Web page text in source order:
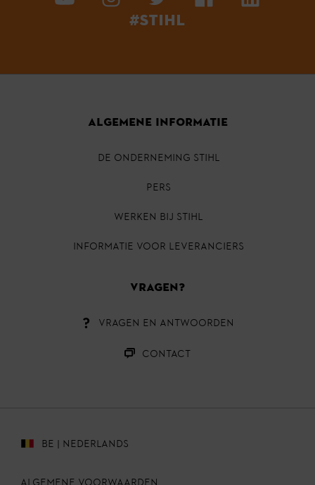
#STIHL
ALGEMENE INFORMATIE
DE ONDERNEMING STIHL
PERS
Werken bij STIHL
INFORMATIE VOOR LEVERANCIERS
VRAGEN?
VRAGEN EN ANTWOORDEN
CONTACT
BE | NEDERLANDS